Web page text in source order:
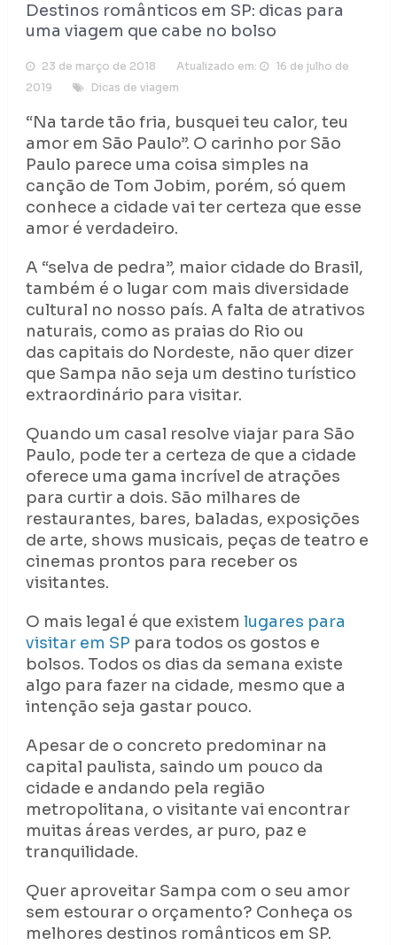
Destinos românticos em SP: dicas para
uma viagem que cabe no bolso
23 de março de 2018 Atualizado em:
16 de julho de
2019
Dicas de viagem
“Na tarde tão fria, busquei teu calor, teu
amor em São Paulo”. O carinho por São
Paulo parece uma coisa simples na
canção de Tom Jobim, porém, só quem
conhece a cidade vai ter certeza que esse
amor é verdadeiro.
A “selva de pedra”, maior cidade do Brasil,
também é o lugar com mais diversidade
cultural no nosso país. A falta de atrativos
naturais, como as praias do Rio ou
das capitais do Nordeste, não quer dizer
que Sampa não seja um destino turístico
extraordinário para visitar.
Quando um casal resolve viajar para São
Paulo, pode ter a certeza de que a cidade
oferece uma gama incrível de atrações
para curtir a dois. São milhares de
restaurantes, bares, baladas, exposições
de arte, shows musicais, peças de teatro e
cinemas prontos para receber os
visitantes.
O mais legal é que existem lugares para
visitar em SP para todos os gostos e
bolsos. Todos os dias da semana existe
algo para fazer na cidade, mesmo que a
intenção seja gastar pouco.
Apesar de o concreto predominar na
capital paulista, saindo um pouco da
cidade e andando pela região
metropolitana, o visitante vai encontrar
muitas áreas verdes, ar puro, paz e
tranquilidade.
Quer aproveitar Sampa com o seu amor
sem estourar o orçamento? Conheça os
melhores destinos românticos em SP.